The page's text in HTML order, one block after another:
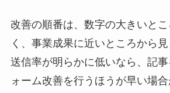
改善の順番は、数字の大きいと
く、事業成果に近いところから
送信率が明らかに低いなら、記
ォーム改善を行うほうが早い場